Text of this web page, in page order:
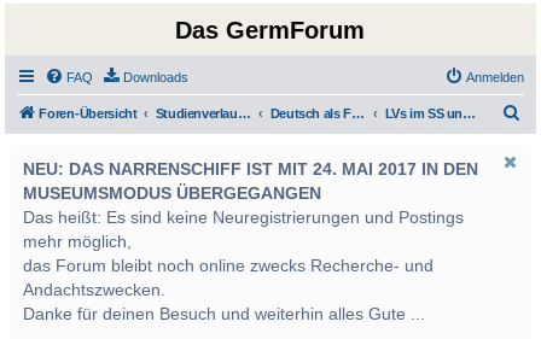
Das GermForum
FAQ Downloads Anmelden
Foren-Übersicht Studienverlauf Bachelor-/Masterstudien sowie UF Deutsch Deutsch als Fremd-/Zweitsprache LVs im SS und WS 2013
NEU: DAS NARRENSCHIFF IST MIT 24. MAI 2017 IN DEN
MUSEUMSMODUS ÜBERGEGANGEN
Das heißt: Es sind keine Neuregistrierungen und Postings
mehr möglich,
das Forum bleibt noch online zwecks Recherche- und
Andachtszwecken.
Danke für deinen Besuch und weiterhin alles Gute ...